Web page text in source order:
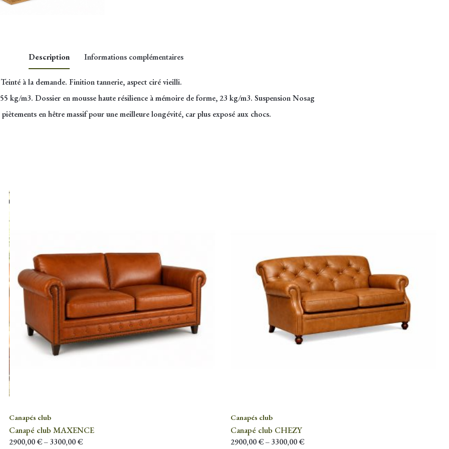
Description Informations complémentaires
à la demande. Finition tannerie, aspect ciré vieilli.
kg/m3. Dossier en mousse haute résilience à mémoire de forme, 23 kg/m3. Suspension Nosag
en hêtre massif pour une meilleure longévité, car plus exposé aux chocs.
Canapés club
Canapé club MAXENCE
2900,00€– 3300,00€
Canapés club
Canapé club CHEZY
2900,00€– 3300,00€